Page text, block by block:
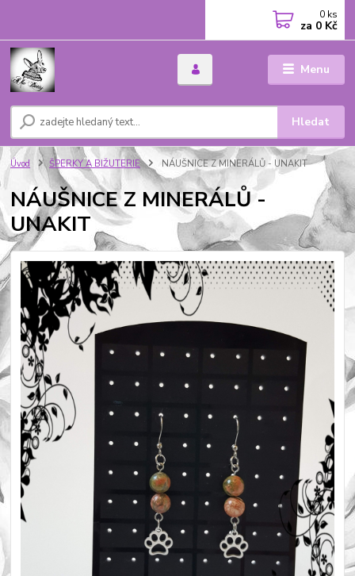
Menu
Hledat
0 ks
za 0 Kč
Úvod ŠPERKY A BIŽUTERIE NÁUŠNICE Z MINERÁLŮ - UNAKIT
NÁUŠNICE Z MINERÁLŮ -
UNAKIT